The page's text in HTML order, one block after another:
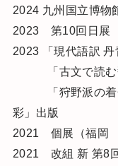
2024 九州国立博物
2023 第10回日展
2023 「現代語訳 丹
「古文で読む翻
「狩野派の着色
彩」出版
2021 個展（福岡
2021 改組 新 第8